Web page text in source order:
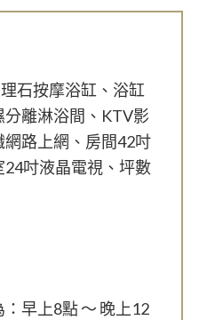
石按摩浴缸、浴缸
離淋浴間、KTV影
路上網、房間42吋
吋液晶電視、坪數
早上8點 ～ 晚上12